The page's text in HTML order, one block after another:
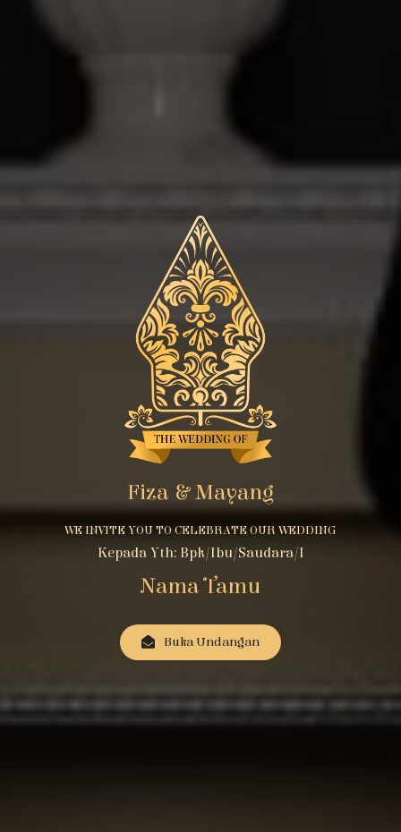
Fiza & Mayang
WE INVITE YOU TO CELEBRATE OUR WEDDING
Kepada Yth: Bpk/Ibu/Saudara/i
Nama Tamu
Buka Undangan